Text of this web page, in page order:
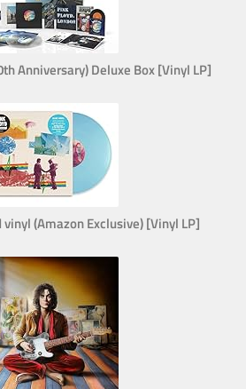
Anniversary) Deluxe Box [Vinyl LP]
(Amazon Exclusive) [Vinyl LP]